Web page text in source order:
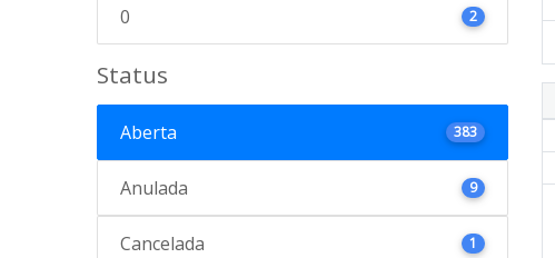
0 2
Status
Aberta 383
Anulada 9
Cancelada 1